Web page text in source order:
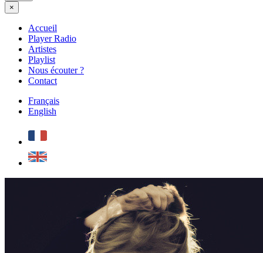
×
Accueil
Player Radio
Artistes
Playlist
Nous écouter ?
Contact
Français
English